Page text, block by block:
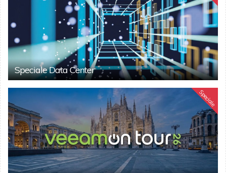
Speciale Data Center
Speciale